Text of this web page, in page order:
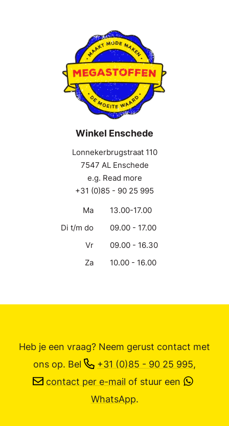
Winkel Enschede
Lonnekerbrugstraat 110
7547 AL Enschede
e.g. Read more
+31 (0)85 - 90 25 995
Ma
13.00-17.00
Di t/m do
09.00 - 17.00
Vr
09.00 - 16.30
Za
10.00 - 16.00
Heb je een vraag? Neem gerust contact met
ons op. Bel +31 (0)85 - 90 25 995,
contact per e-mail of stuur een
WhatsApp.